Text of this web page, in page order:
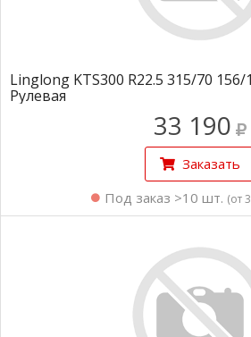
Linglong KTS300 R22.5 315/70 156/
Рулевая
33 190
Заказать
Под заказ >10 шт. (от